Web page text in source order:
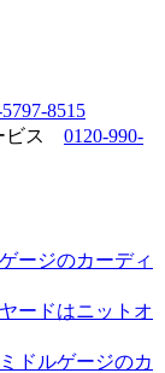
8515
ビス 0120-990-
ージのカーディ
ードはニットオ
ドルゲージのカ